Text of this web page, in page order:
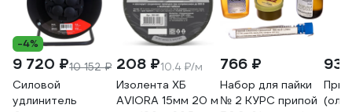
-4%
9 720 ₽10 152 ₽
Силовой
удлинитель
208 ₽10.4 ₽/м
Изолента ХБ
AVIORA 15мм 20 м
766 ₽
Набор для пайки
№ 2 КУРС припой